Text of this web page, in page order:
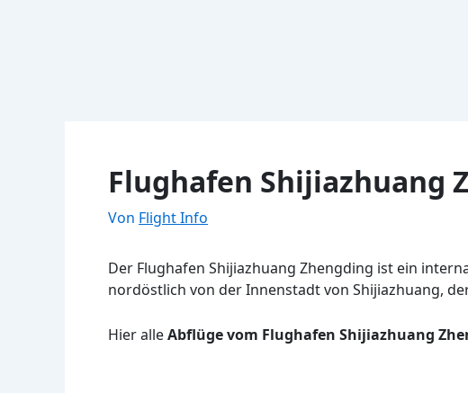
Flughafen Shijiazhuang
Von Flight Info
Der Flughafen Shijiazhuang Zhengding ist ein
nordöstlich von der Innenstadt von Shijiazhuang,
Hier alleAbflüge vom Flughafen Shijiazhuang